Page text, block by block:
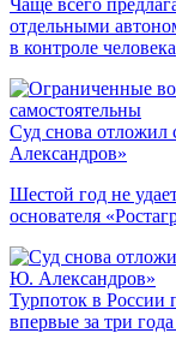
Чаще всего
отдельными
в контроле человека
Суд снова отложил
Александров»
Шестой год не
основателя
Турпоток в России
впервые за три